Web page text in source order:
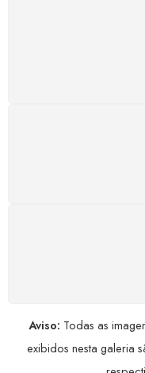
Aviso: Todas as
exibidos nesta galeria